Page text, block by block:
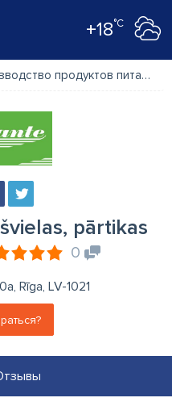
+18°C
продуктов питания
pārtikas
0
Rīga, LV-1021